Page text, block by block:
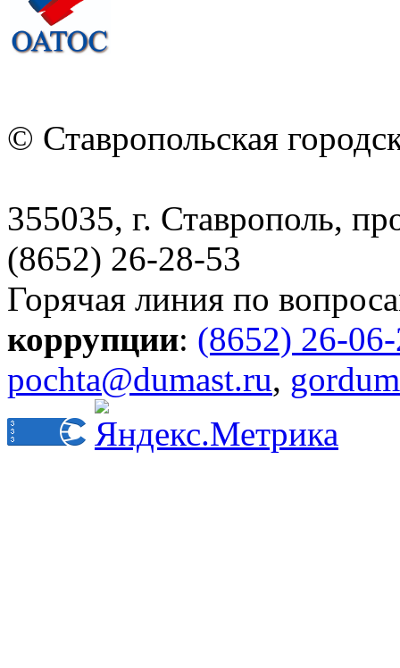
© Ставропольская
355035, г. Ставрополь,
(8652) 26-28-53
Горячая линия по
коррупции: (8652) 26-
pochta@dumast.ru,